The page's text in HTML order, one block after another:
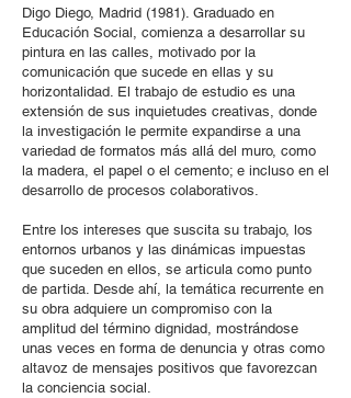
Digo Diego, Madrid (1981). Graduado en
Educación Social, comienza a desarrollar su
pintura en las calles, motivado por la
comunicación que sucede en ellas y su
horizontalidad. El trabajo de estudio es una
extensión de sus inquietudes creativas, donde
la investigación le permite expandirse a una
variedad de formatos más allá del muro, como
la madera, el papel o el cemento; e incluso en el
desarrollo de procesos colaborativos.
Entre los intereses que suscita su trabajo, los
entornos urbanos y las dinámicas impuestas
que suceden en ellos, se articula como punto
de partida. Desde ahí, la temática recurrente en
su obra adquiere un compromiso con la
amplitud del término dignidad, mostrándose
unas veces en forma de denuncia y otras como
altavoz de mensajes positivos que favorezcan
la conciencia social.